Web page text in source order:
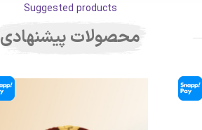
Suggested products
محصولات پیشنهادی